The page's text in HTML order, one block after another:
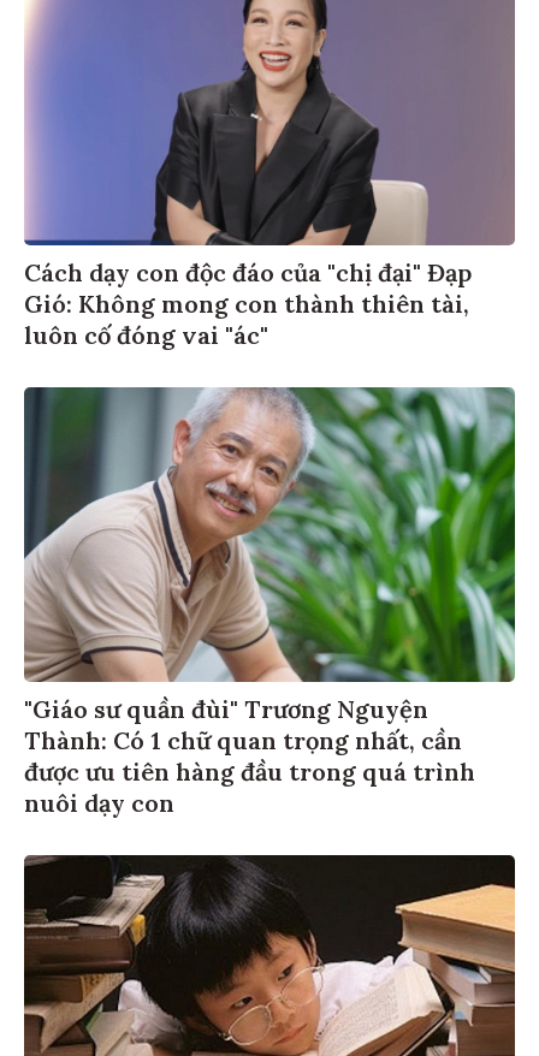
Cách dạy con độc đáo của "chị đại" Đạp
Gió: Không mong con thành thiên tài,
luôn cố đóng vai "ác"
"Giáo sư quần đùi" Trương Nguyện
Thành: Có 1 chữ quan trọng nhất, cần
được ưu tiên hàng đầu trong quá trình
nuôi dạy con